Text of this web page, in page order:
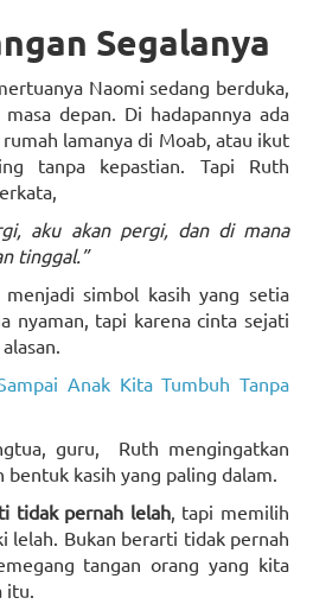
Segalanya
Naomi sedang berduka,
depan. Di hadapannya ada
lamanya di Moab, atau ikut
tanpa kepastian. Tapi Ruth
aku akan pergi, dan di mana
tinggal.”
simbol kasih yang setia
nyaman, tapi karena cinta sejati
Anak Kita Tumbuh Tanpa
guru, Ruth mengingatkan
bentuk kasih yang paling dalam.
tidak pernah lelah, tapi memilih
lelah. Bukan berarti tidak pernah
tangan orang yang kita
itu.